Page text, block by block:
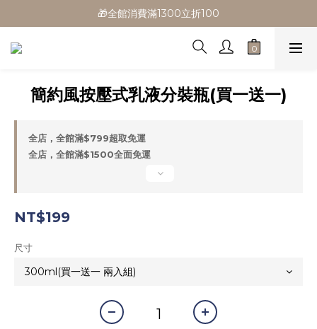
🎁全館消費滿1300立折100
🎁全館消費滿1300立折100
🎉新會員首購/超取免運
🎁全館消費滿1300立折100
簡約風按壓式乳液分裝瓶(買一送一)
全店，全館滿$799超取免運
全店，全館滿$1500全面免運
NT$199
尺寸